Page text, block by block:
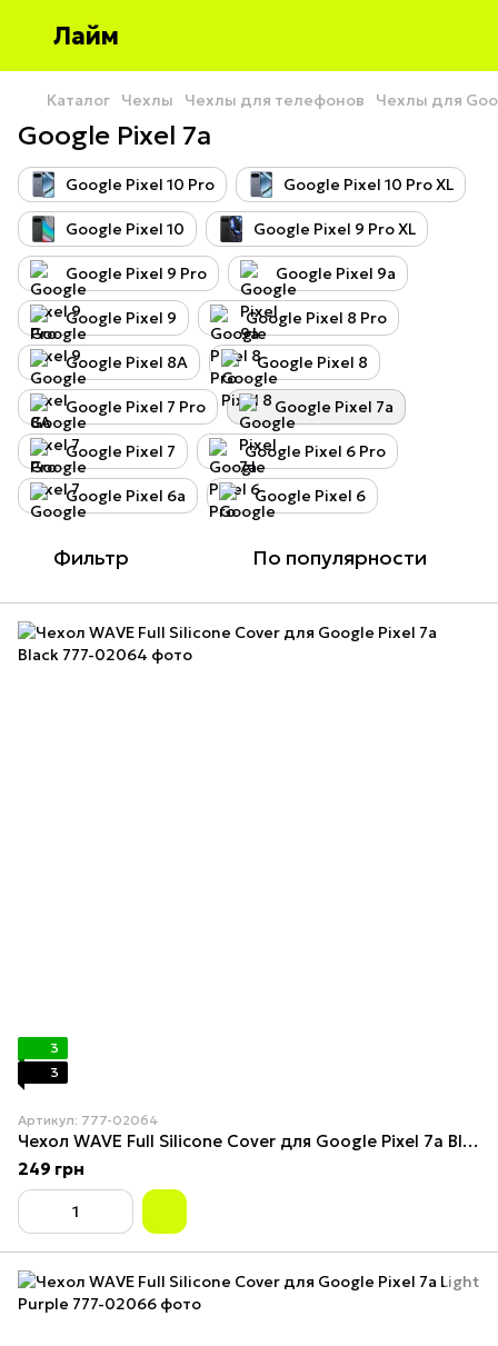
Лайм
Каталог Чехлы Чехлы для телефонов Чехлы для
Google Pixel 7a
Google Pixel 10 Pro Google Pixel 10 Pro XL
Google Pixel 10 Google Pixel 9 Pro XL
Google Pixel 9 Pro Google Pixel 9a
Google Pixel 9 Google Pixel 8 Pro
Google Pixel 8A Google Pixel 8
Google Pixel 7 Pro Google Pixel 7a
Google Pixel 7 Google Pixel 6 Pro
Google Pixel 6a Google Pixel 6
Фильтр По популярности
3
3
Артикул: 777-02064
Чехол WAVE Full Silicone Cover для Google Pixel 7a Black
249 грн